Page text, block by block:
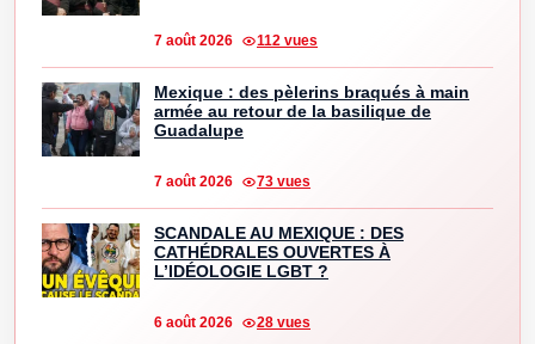
7 août 2026 112 vues
Mexique : des pèlerins braqués à main
armée au retour de la basilique de
Guadalupe
7 août 2026 73 vues
SCANDALE AU MEXIQUE : DES
CATHÉDRALES OUVERTES À
L’IDÉOLOGIE LGBT ?
6 août 2026 28 vues